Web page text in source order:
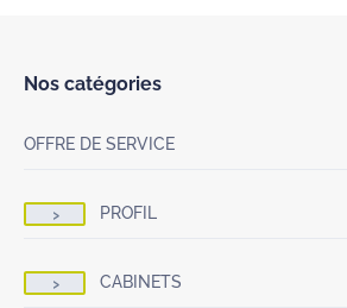
Nos catégories
OFFRE DE SERVICE
PROFIL
CABINETS